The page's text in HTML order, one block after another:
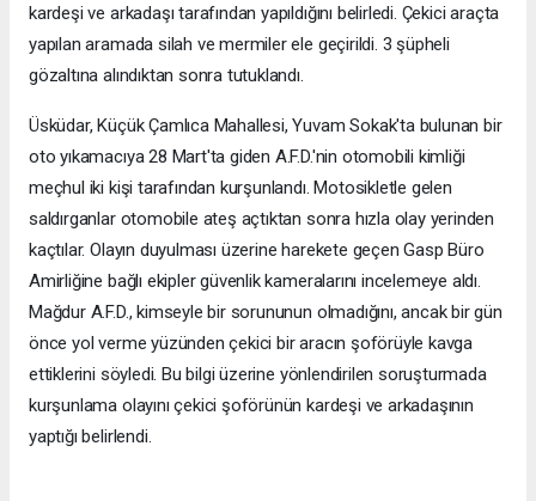
kardeşi ve arkadaşı tarafından yapıldığını belirledi. Çekici araçta
yapılan aramada silah ve mermiler ele geçirildi. 3 şüpheli
gözaltına alındıktan sonra tutuklandı.
Üsküdar, Küçük Çamlıca Mahallesi, Yuvam Sokak'ta bulunan bir
oto yıkamacıya 28 Mart'ta giden A.F.D.'nin otomobili kimliği
meçhul iki kişi tarafından kurşunlandı. Motosikletle gelen
saldırganlar otomobile ateş açtıktan sonra hızla olay yerinden
kaçtılar. Olayın duyulması üzerine harekete geçen Gasp Büro
Amirliğine bağlı ekipler güvenlik kameralarını incelemeye aldı.
Mağdur A.F.D., kimseyle bir sorununun olmadığını, ancak bir gün
önce yol verme yüzünden çekici bir aracın şoförüyle kavga
ettiklerini söyledi. Bu bilgi üzerine yönlendirilen soruşturmada
kurşunlama olayını çekici şoförünün kardeşi ve arkadaşının
yaptığı belirlendi.